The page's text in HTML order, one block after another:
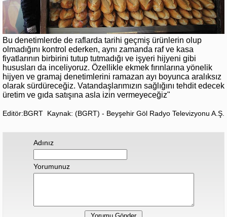
Bu denetimlerde de raflarda tarihi geçmiş ürünlerin olup
olmadığını kontrol ederken, aynı zamanda raf ve kasa
fiyatlarının birbirini tutup tutmadığı ve işyeri hijyeni gibi
hususları da inceliyoruz. Özellikle ekmek fırınlarına yönelik
hijyen ve gramaj denetimlerini ramazan ayı boyunca aralıksız
olarak sürdüreceğiz. Vatandaşlarımızın sağlığını tehdit edecek
üretim ve gıda satışına asla izin vermeyeceğiz"
Editör:BGRT Kaynak: (BGRT) - Beyşehir Göl Radyo Televizyonu A.Ş.
Adınız
Yorumunuz